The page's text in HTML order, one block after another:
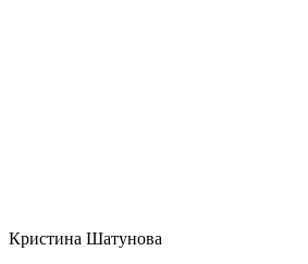
Кристина Шатунова